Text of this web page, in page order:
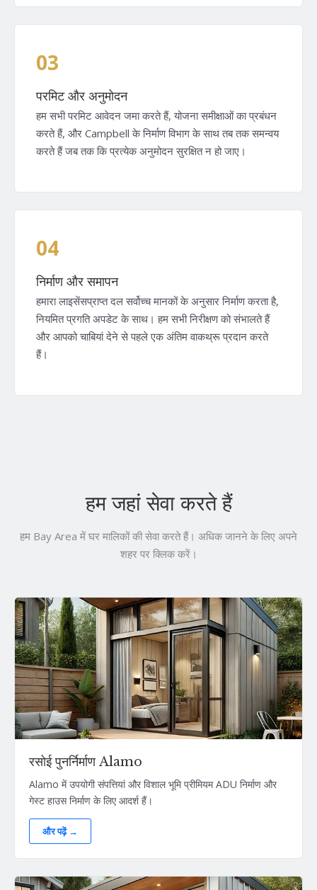
03
परमिट और अनुमोदन
हम सभी परमिट आवेदन जमा करते हैं, योजना समीक्षाओं का प्रबंधन
करते हैं, और Campbell के निर्माण विभाग के साथ तब तक समन्वय
करते हैं जब तक कि प्रत्येक अनुमोदन सुरक्षित न हो जाए।
04
निर्माण और समापन
हमारा लाइसेंसप्राप्त दल सर्वोच्च मानकों के अनुसार निर्माण करता है,
नियमित प्रगति अपडेट के साथ। हम सभी निरीक्षण को संभालते हैं
और आपको चाबियां देने से पहले एक अंतिम वाकथ्रू प्रदान करते
हैं।
हम जहां सेवा करते हैं
हम Bay Area में घर मालिकों की सेवा करते हैं। अधिक जानने के लिए अपने
शहर पर क्लिक करें।
रसोई पुनर्निर्माण Alamo
Alamo में उपयोगी संपत्तियां और विशाल भूमि प्रीमियम ADU निर्माण और
गेस्ट हाउस निर्माण के लिए आदर्श हैं।
और पढ़ें →